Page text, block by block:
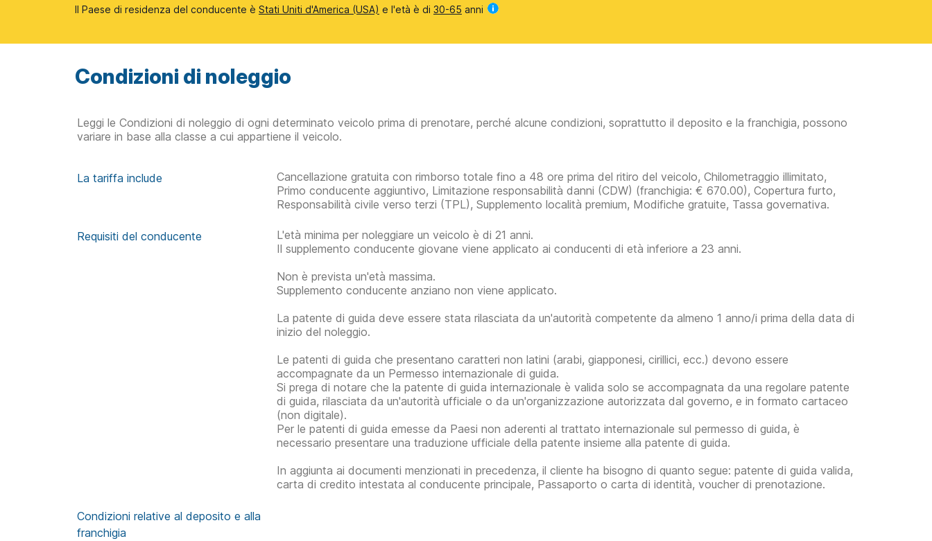
Il Paese di residenza del conducente è Stati Uniti d'America (USA) e l'età è di 30-65 anni
Condizioni di noleggio
Leggi le Condizioni di noleggio di ogni determinato veicolo prima di prenotare, perché alcune condizioni, soprattutto il deposito e la franchigia, possono
variare in base alla classe a cui appartiene il veicolo.
La tariffa include
Cancellazione gratuita con rimborso totale fino a 48 ore prima del ritiro del veicolo, Chilometraggio illimitato,
Primo conducente aggiuntivo, Limitazione responsabilità danni (CDW) (franchigia: € 670.00), Copertura furto,
Responsabilità civile verso terzi (TPL), Supplemento località premium, Modifiche gratuite, Tassa governativa.
Requisiti del conducente
L'età minima per noleggiare un veicolo è di 21 anni.
Il supplemento conducente giovane viene applicato ai conducenti di età inferiore a 23 anni.
Non è prevista un'età massima.
Supplemento conducente anziano non viene applicato.
La patente di guida deve essere stata rilasciata da un'autorità competente da almeno 1 anno/i prima della data di
inizio del noleggio.
Le patenti di guida che presentano caratteri non latini (arabi, giapponesi, cirillici, ecc.) devono essere
accompagnate da un Permesso internazionale di guida.
Si prega di notare che la patente di guida internazionale è valida solo se accompagnata da una regolare patente
di guida, rilasciata da un'autorità ufficiale o da un'organizzazione autorizzata dal governo, e in formato cartaceo
(non digitale).
Per le patenti di guida emesse da Paesi non aderenti al trattato internazionale sul permesso di guida, è
necessario presentare una traduzione ufficiale della patente insieme alla patente di guida.
In aggiunta ai documenti menzionati in precedenza, il cliente ha bisogno di quanto segue: patente di guida valida,
carta di credito intestata al conducente principale, Passaporto o carta di identità, voucher di prenotazione.
Condizioni relative al deposito e alla
franchigia